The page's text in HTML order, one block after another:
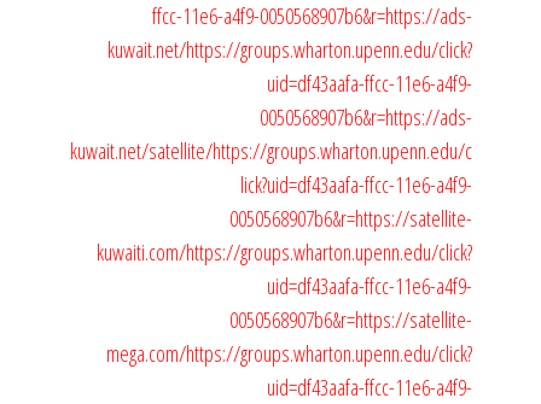
ffcc-11e6-a4f9-0050568907b6&r=https://ads-
kuwait.net/https://groups.wharton.upenn.edu/click?
uid=df43aafa-ffcc-11e6-a4f9-
0050568907b6&r=https://ads-
kuwait.net/satellite/https://groups.wharton.upenn.edu/c
lick?uid=df43aafa-ffcc-11e6-a4f9-
0050568907b6&r=https://satellite-
kuwaiti.com/https://groups.wharton.upenn.edu/click?
uid=df43aafa-ffcc-11e6-a4f9-
0050568907b6&r=https://satellite-
mega.com/https://groups.wharton.upenn.edu/click?
uid=df43aafa-ffcc-11e6-a4f9-